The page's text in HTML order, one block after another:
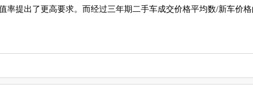
率提出了更高要求。而经过三年期二手车成交价格平均数/新车价